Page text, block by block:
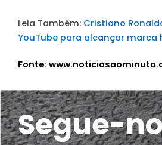
Leia Também: Cristiano
YouTube para alcançar marca
Fonte:
Segue-